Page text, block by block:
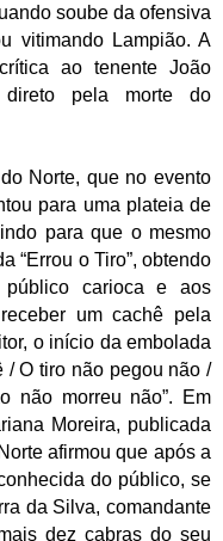
soube da ofensiva
vitimando Lampião. A
ao tenente João
direto pela morte do
Norte, que no evento
para uma plateia de
para que o mesmo
“Errou o Tiro”, obtendo
carioca e aos
um cachê pela
o início da embolada
/ O tiro não pegou não /
não morreu não”. Em
Moreira, publicada
afirmou que após a
do público, se
da Silva, comandante
dez cabras do seu